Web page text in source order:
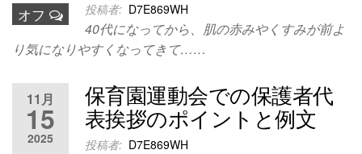
オフ 投稿者: D7E869WH
40代になってから、肌の赤みやくすみが前よ
り気になりやすくなってきて……
11月
15
2025
保育園運動会での保護者代
表挨拶のポイントと例文
投稿者: D7E869WH